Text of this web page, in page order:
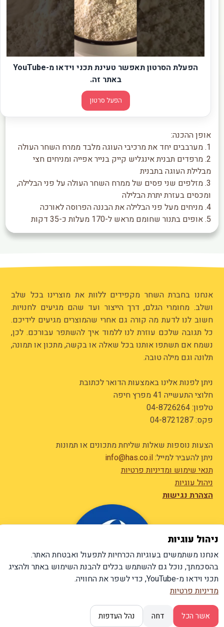
ניהול עוגיות
אנחנו משתמשים בעוגיות הכרחיות לתפעול ואבטחת האתר.
בהסכמתך, נוכל גם להשתמש בכלים להבנת השימוש באתר ולהציג
תכני וידאו מ-YouTube, כדי לשפר את החוויה.
מדיניות פרטיות
אשר הכל דחה נהל העדפות
הפעלת הסרטון תאפשר טעינת תכני וידאו מ-YouTube
באתר זה.
הפעל סרטון
אופן ההכנה:
1. מערבבים יחד את מרכיבי העוגה מלבד ממרח השחר העולה
2. מרפדים תבנית אינגליש קייק בנייר אפייה ומניחים חצי
מבלילת העוגה בתבנית
3. מזלפים שני פסים של ממרח השחר העולה על פני הבלילה,
ומכסים בעזרת יתרת הבלילה
4. מניחים מעל פני הבלילה את הבננה הפרוסה לאורכה
5. אופים בתנור שחומם מראש ל-170 מעלות כ-35 דקות
אנחנו בחברת השחר מקפידים ללוות את מוצרינו בכל שלב
ושלב. מחומרי הגלם, דרך הייצור ועד שהם מגיעים לחנויות.
חשוב לנו לדעת מה קורה גם אחרי שהמוצרים מגיעים לידיכם.
כל תגובה שלכם עוזרת לנו ללמוד איך להשתפר עבורכם. לכן,
נשמח אם תשתפו אותנו בכל שאלה או בקשה, מתכון או תמונה,
תלונה וגם מילה טובה.
ניתן לפנות אלינו באמצעות הדואר לכתובת
חלוצי התעשייה 41 מפרץ חיפה
טלפון:04-8726264
פקס: 04-8721287
הצעות נוספות שאלות שליחת מתכונים או תמונות
ניתן להעביר למייל:info@has.co.il
תנאי שימוש ומדיניות פרטיות
ניהול עוגיות
הצהרת נגישות